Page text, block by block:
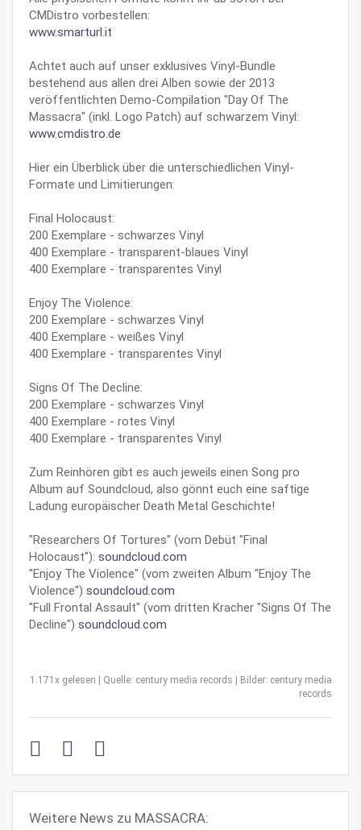
CMDistro vorbestellen:
www.smarturl.it
Achtet auch auf unser exklusives Vinyl-Bundle
bestehend aus allen drei Alben sowie der 2013
veröffentlichten Demo-Compilation "Day Of The
Massacra" (inkl. Logo Patch) auf schwarzem Vinyl:
www.cmdistro.de
Hier ein Überblick über die unterschiedlichen Vinyl-
Formate und Limitierungen:
Final Holocaust:
200 Exemplare - schwarzes Vinyl
400 Exemplare - transparent-blaues Vinyl
400 Exemplare - transparentes Vinyl
Enjoy The Violence:
200 Exemplare - schwarzes Vinyl
400 Exemplare - weißes Vinyl
400 Exemplare - transparentes Vinyl
Signs Of The Decline:
200 Exemplare - schwarzes Vinyl
400 Exemplare - rotes Vinyl
400 Exemplare - transparentes Vinyl
Zum Reinhören gibt es auch jeweils einen Song pro
Album auf Soundcloud, also gönnt euch eine saftige
Ladung europäischer Death Metal Geschichte!
"Researchers Of Tortures" (vom Debüt "Final
Holocaust"): soundcloud.com
"Enjoy The Violence" (vom zweiten Album "Enjoy The
Violence") soundcloud.com
"Full Frontal Assault" (vom dritten Kracher "Signs Of The
Decline") soundcloud.com
1.171x gelesen | Quelle: century media records | Bilder: century media
records
Weitere News zu MASSACRA: